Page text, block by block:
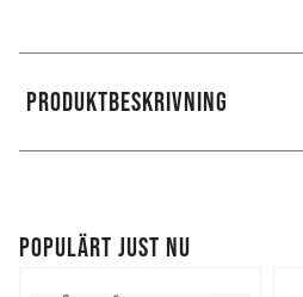
PRODUKTBESKRIVNING
POPULÄRT JUST NU